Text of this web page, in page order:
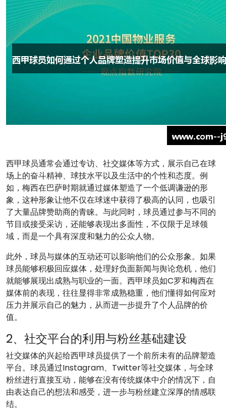
西甲球员通常会通过专访、社交媒体等方式，展示自己在球
场上的奋斗精神、球技水平以及生活中的个性和态度。例
如，梅西在巴萨时期就通过媒体塑造了一个低调谦逊的形
象，这种形象让他不仅在球迷中获得了极高的认同，也吸引
了大量品牌赞助商的青睐。与此同时，球员通过参与不同的
节目或接受采访，还能够表现出多面性，不仅限于足球领
域，而是一个具有深度和魅力的公众人物。
此外，球员与媒体的互动还可以影响他们的公众形象。如果
球员能够积极回应媒体，处理好负面新闻与舆论危机，他们
就能够展现出成熟与职业的一面。西甲球员如C罗和梅西在
媒体前的表现，往往显得非常成熟稳重，他们懂得如何应对
压力并展示自己的魅力，从而进一步提升了个人品牌的价
值。
2、社交平台的利用与粉丝基础建设
社交媒体的兴起给西甲球员提供了一个前所未有的品牌塑造
平台。球员通过Instagram、Twitter等社交媒体，与全球
粉丝进行直接互动，能够在没有传统媒体中介的情况下，自
由表达自己的想法和感受，进一步与粉丝建立深厚的情感联
结。